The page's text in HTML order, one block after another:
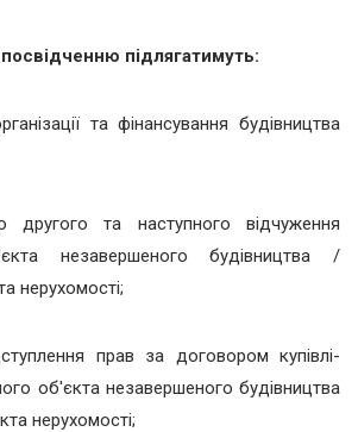
підлягатимуть:
та фінансування будівництва
та наступного відчуження
незавершеного будівництва /
нерухомості;
прав за договором купівлі-
об'єкта незавершеного будівництва
нерухомості;